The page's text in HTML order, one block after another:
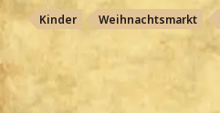
Kinder Weihnachtsmarkt